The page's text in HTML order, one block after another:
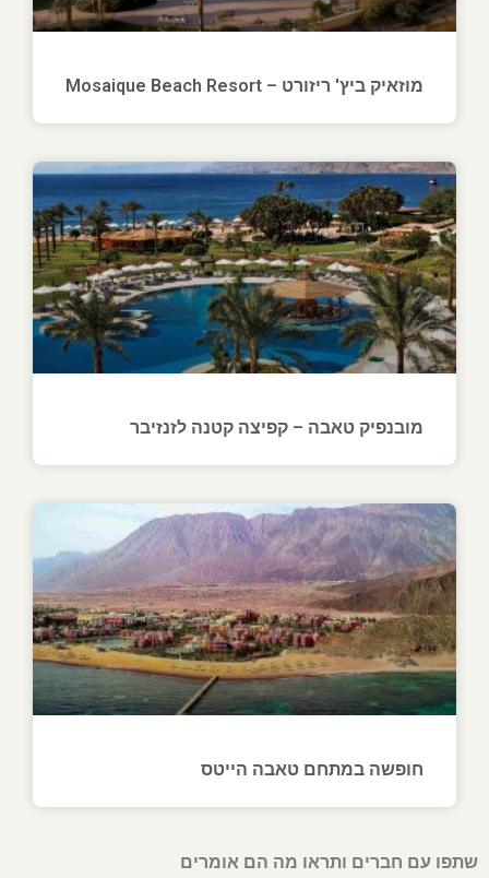
מוזאיק ביץ' ריזורט – Mosaique Beach Resort
מובנפיק טאבה – קפיצה קטנה לזנזיבר
חופשה במתחם טאבה הייטס
שתפו עם חברים ותראו מה הם אומרים